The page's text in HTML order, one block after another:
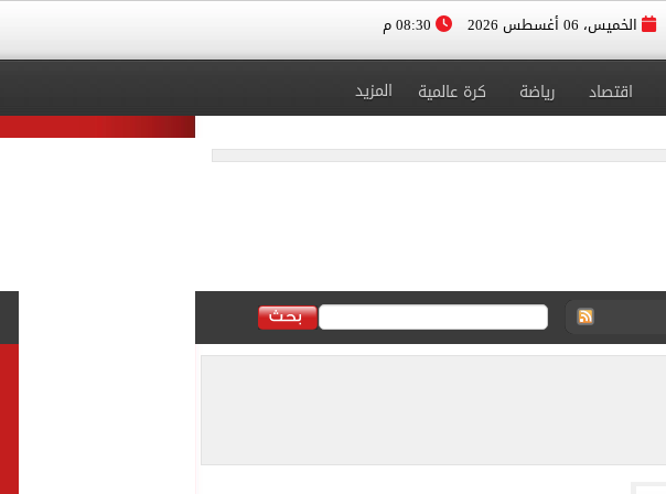
الخميس، 06 أغسطس 2026
اقتصاد رياضة كرة عالمية المزيد